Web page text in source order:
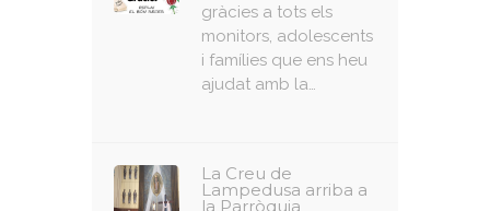
gràcies a tots els
monitors, adolescents
i famílies que ens heu
ajudat amb la…
La Creu de
Lampedusa arriba a
la Parròquia